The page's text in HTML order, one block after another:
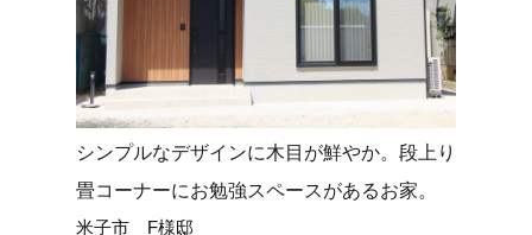
シンプルなデザインに木目が鮮やか。段上り
畳コーナーにお勉強スペースがあるお家。
米子市 F様邸